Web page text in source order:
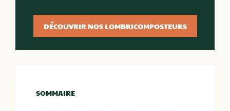
DÉCOUVRIR NOS LOMBRICOMPOSTEURS
SOMMAIRE